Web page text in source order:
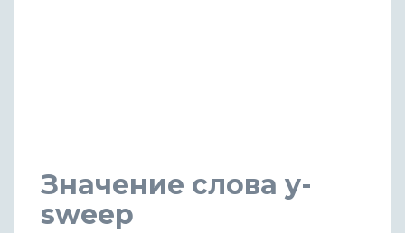
Значение слова y-
sweep